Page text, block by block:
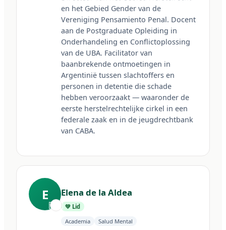
en het Gebied Gender van de
Vereniging Pensamiento Penal. Docent
aan de Postgraduate Opleiding in
Onderhandeling en Conflictoplossing
van de UBA. Facilitator van
baanbrekende ontmoetingen in
Argentinië tussen slachtoffers en
personen in detentie die schade
hebben veroorzaakt — waaronder de
eerste herstelrechtelijke cirkel in een
federale zaak en in de jeugdrechtbank
van CABA.
E
🇦🇷
Elena de la Aldea
💚 Lid
Academia
Salud Mental